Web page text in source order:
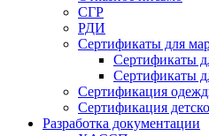
СГР
РДИ
Сертификаты для
Сертификаты
Сертификаты
Сертификация
Сертификация
Разработка документации